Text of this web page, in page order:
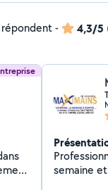
répondent- 4,3/5
semaine